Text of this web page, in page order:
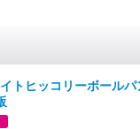
トヒッコリーボールパ